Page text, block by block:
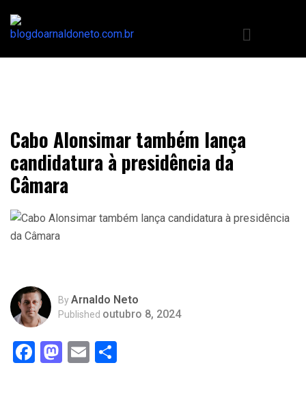
Cabo Alonsimar também lança
candidatura à presidência da
Câmara
ByArnaldo Neto
Published outubro 8, 2024
Facebook
Mastodon
Email